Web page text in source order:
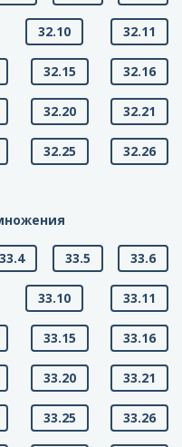
32.10 32.11
32.15 32.16
32.20 32.21
32.25 32.26
33.4 33.5 33.6
33.10 33.11
33.15 33.16
33.20 33.21
33.25 33.26